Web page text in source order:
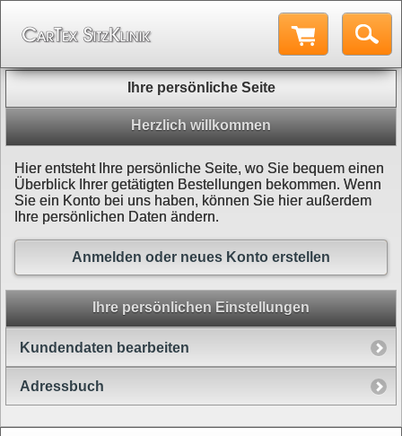
Ihre persönliche Seite
Herzlich willkommen
Hier entsteht Ihre persönliche Seite, wo Sie bequem einen
Überblick Ihrer getätigten Bestellungen bekommen. Wenn
Sie ein Konto bei uns haben, können Sie hier außerdem
Ihre persönlichen Daten ändern.
Anmelden oder neues Konto erstellen
Ihre persönlichen Einstellungen
Kundendaten bearbeiten
Adressbuch